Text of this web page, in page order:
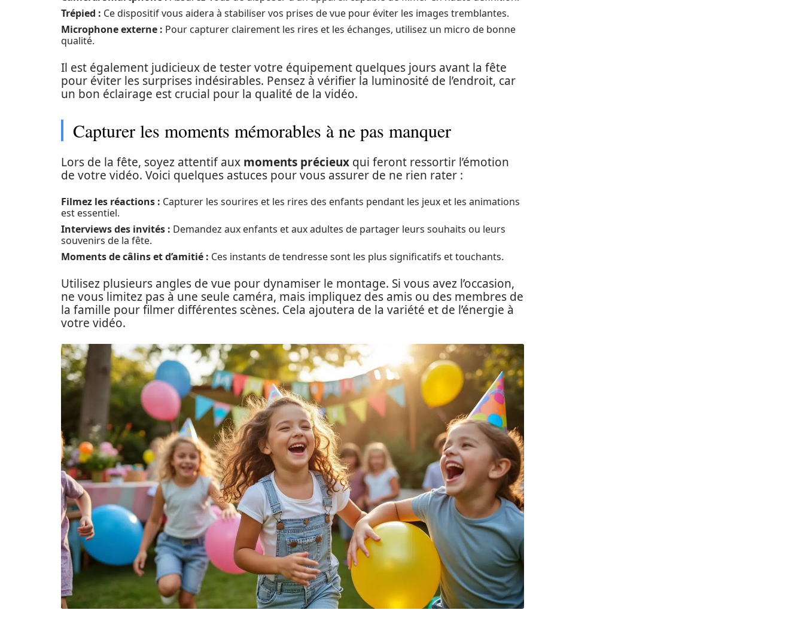
Trépied : Ce dispositif vous aidera à stabiliser vos prises de vue pour éviter les images tremblantes.
Microphone externe : Pour capturer clairement les rires et les échanges, utilisez un micro de bonne
qualité.
Il est également judicieux de tester votre équipement quelques jours avant la fête
pour éviter les surprises indésirables. Pensez à vérifier la luminosité de l’endroit, car
un bon éclairage est crucial pour la qualité de la vidéo.
Capturer les moments mémorables à ne pas manquer
Lors de la fête, soyez attentif aux moments précieux qui feront ressortir l’émotion
de votre vidéo. Voici quelques astuces pour vous assurer de ne rien rater :
Filmez les réactions : Capturer les sourires et les rires des enfants pendant les jeux et les animations
est essentiel.
Interviews des invités : Demandez aux enfants et aux adultes de partager leurs souhaits ou leurs
souvenirs de la fête.
Moments de câlins et d’amitié : Ces instants de tendresse sont les plus significatifs et touchants.
Utilisez plusieurs angles de vue pour dynamiser le montage. Si vous avez l’occasion,
ne vous limitez pas à une seule caméra, mais impliquez des amis ou des membres de
la famille pour filmer différentes scènes. Cela ajoutera de la variété et de l’énergie à
votre vidéo.